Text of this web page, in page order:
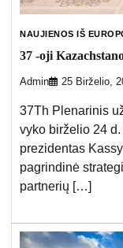
NAUJIENOS IŠ
37 -oji
Admin 25 Birželio,
37Th Plenarinis
vyko birželio 24
prezidentas
pagrindinė
partnerių […]